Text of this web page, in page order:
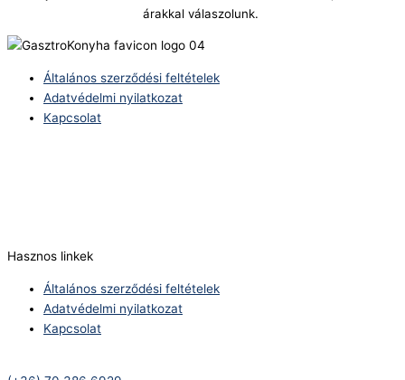
árakkal válaszolunk.
Általános szerződési feltételek
Adatvédelmi nyilatkozat
Kapcsolat
Hasznos linkek
Általános szerződési feltételek
Adatvédelmi nyilatkozat
Kapcsolat